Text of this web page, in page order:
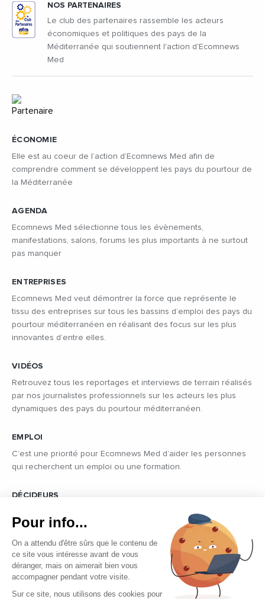
ÉCONOMIE
Elle est au coeur de l’action d’Ecomnews Med afin de
comprendre comment se développent les pays du pourtour de
la Méditerranée
AGENDA
Ecomnews Med sélectionne tous les évènements,
manifestations, salons, forums les plus importants à ne surtout
pas manquer
ENTREPRISES
Ecomnews Med veut démontrer la force que représente le
tissu des entreprises sur tous les bassins d’emploi des pays du
pourtour méditerranéen en réalisant des focus sur les plus
innovantes d’entre elles.
VIDÉOS
Retrouvez tous les reportages et interviews de terrain réalisés
par nos journalistes professionnels sur les acteurs les plus
dynamiques des pays du pourtour méditerranéen.
EMPLOI
C’est une priorité pour Ecomnews Med d’aider les personnes
qui recherchent un emploi ou une formation.
DÉCIDEURS
politique des pays du pourtour de la Méditerranée.
NOS PARTENAIRES
Le club des partenaires rassemble les acteurs
économiques et politiques des pays de la
Méditerranée qui soutiennent l'action d'Ecomnews
Med
Pour info...
On a attendu d'être sûrs que le contenu de
ce site vous intéresse avant de vous
déranger, mais on aimerait bien vous
accompagner pendant votre visite.
Sur ce site, nous utilisons des cookies pour